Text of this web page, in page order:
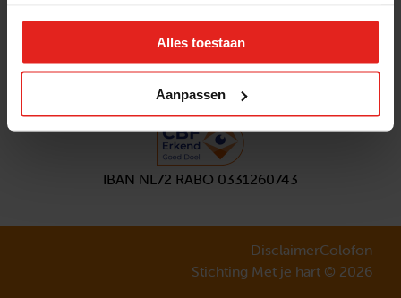
Alles toestaan
Aanpassen
IBAN NL72 RABO 0331260743
DisclaimerColofon
Stichting Met je hart © 2026